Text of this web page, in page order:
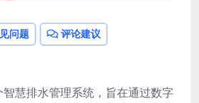
问题 评论建议
慧排水管理系统，旨在通过数字